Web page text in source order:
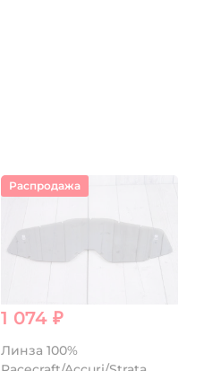
Распродажа
1 074 ₽
Линза 100%